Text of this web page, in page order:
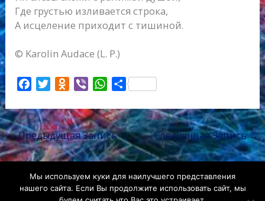
Где грустью изливается строка,
А исцеление приходит с тишиной.
© Karolin Audace (L. P.)
c
e
b
o
k
i
t
t
e
O
n
o
k
l
s
s
b
e
r
W
a
t
s
A
p
О
п
р
а
в
т
ь
←Предыдущая Запись Следующая Запись→
Мы используем куки для наилучшего представления
нашего сайта. Если Вы продолжите использовать сайт, мы